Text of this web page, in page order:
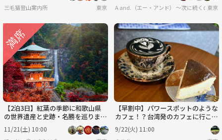
三毛猫登山案内所 東京 A and.（エー・アンド） 〜次に続くのは、
東京
【2泊3日】紅葉の季節に和歌山県
の世界遺産と史跡・名勝を巡ります
♪
11/21(土) 10:00
【早割中】パワースポットのような
カフェ！？台湾発のカフェに行こう
🌹🌹
9/22(火) 11:00